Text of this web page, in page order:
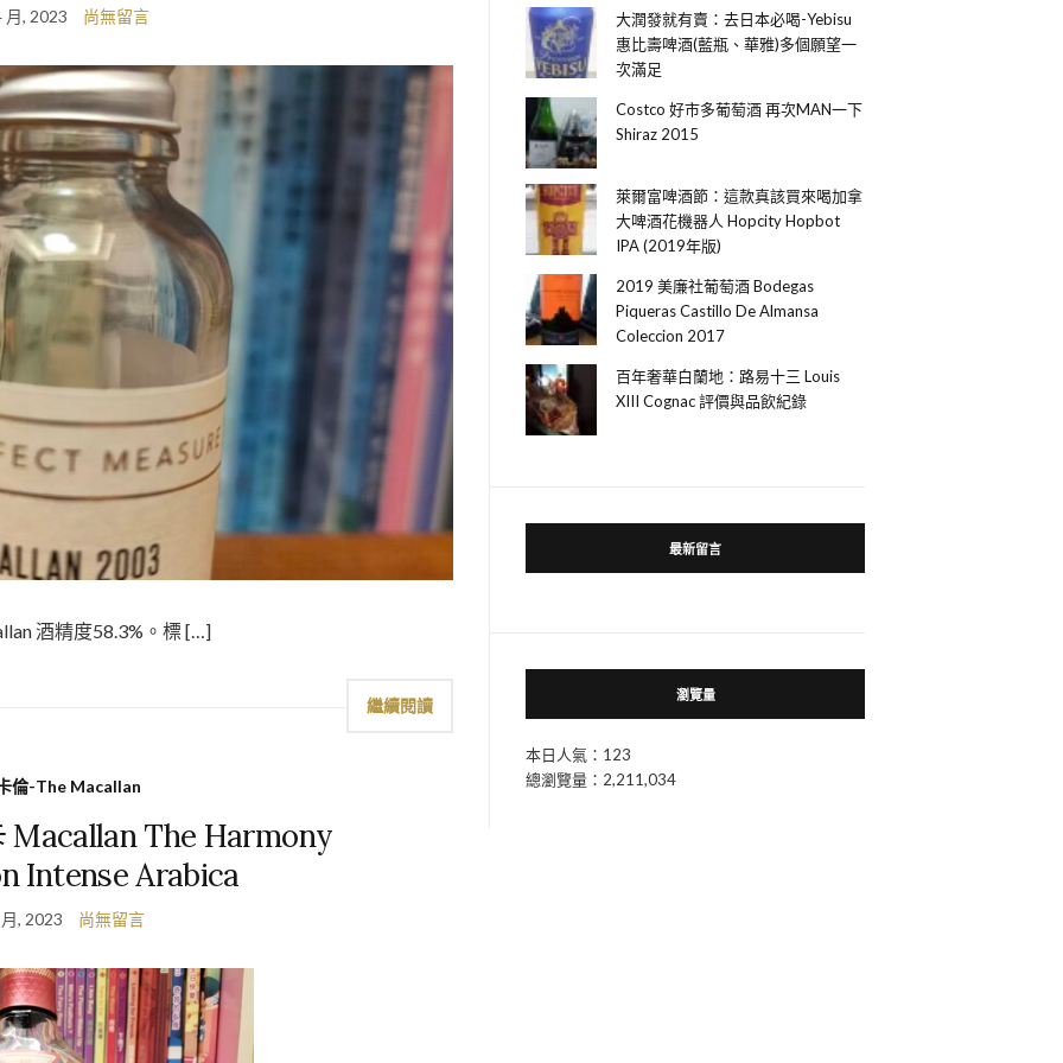
月, 2023 尚無留言
酒精度58.3%。標 […]
繼續閱讀
倫-The Macallan
Macallan The Harmony
Intense Arabica
, 2023 尚無留言
大潤發就有賣：去日本必喝-Yebisu
惠比壽啤酒(藍瓶、華雅)多個願望一
次滿足
Costco 好市多葡萄酒 再次MAN一下
Shiraz 2015
萊爾富啤酒節：這款真該買來喝加拿
大啤酒花機器人 Hopcity Hopbot
IPA (2019年版)
2019 美廉社葡萄酒 Bodegas
Piqueras Castillo De Almansa
Coleccion 2017
百年奢華白蘭地：路易十三 Louis
XIII Cognac 評價與品飲紀錄
最新留言
瀏覽量
本日人氣：123
總瀏覽量：2,211,034